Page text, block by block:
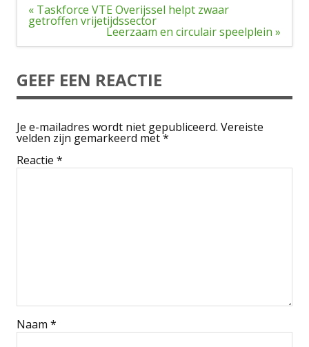
Bericht
navigatie
« Taskforce VTE Overijssel helpt zwaar
getroffen vrijetijdssector
Leerzaam en circulair speelplein »
GEEF EEN REACTIE
Je e-mailadres wordt niet gepubliceerd. Vereiste
velden zijn gemarkeerd met*
Reactie *
Naam *